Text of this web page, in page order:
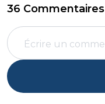
36 Commentaires